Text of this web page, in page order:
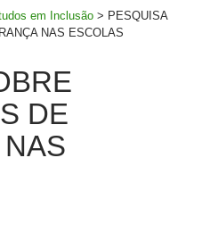
em Inclusão > PESQUISA
NAS ESCOLAS
DE